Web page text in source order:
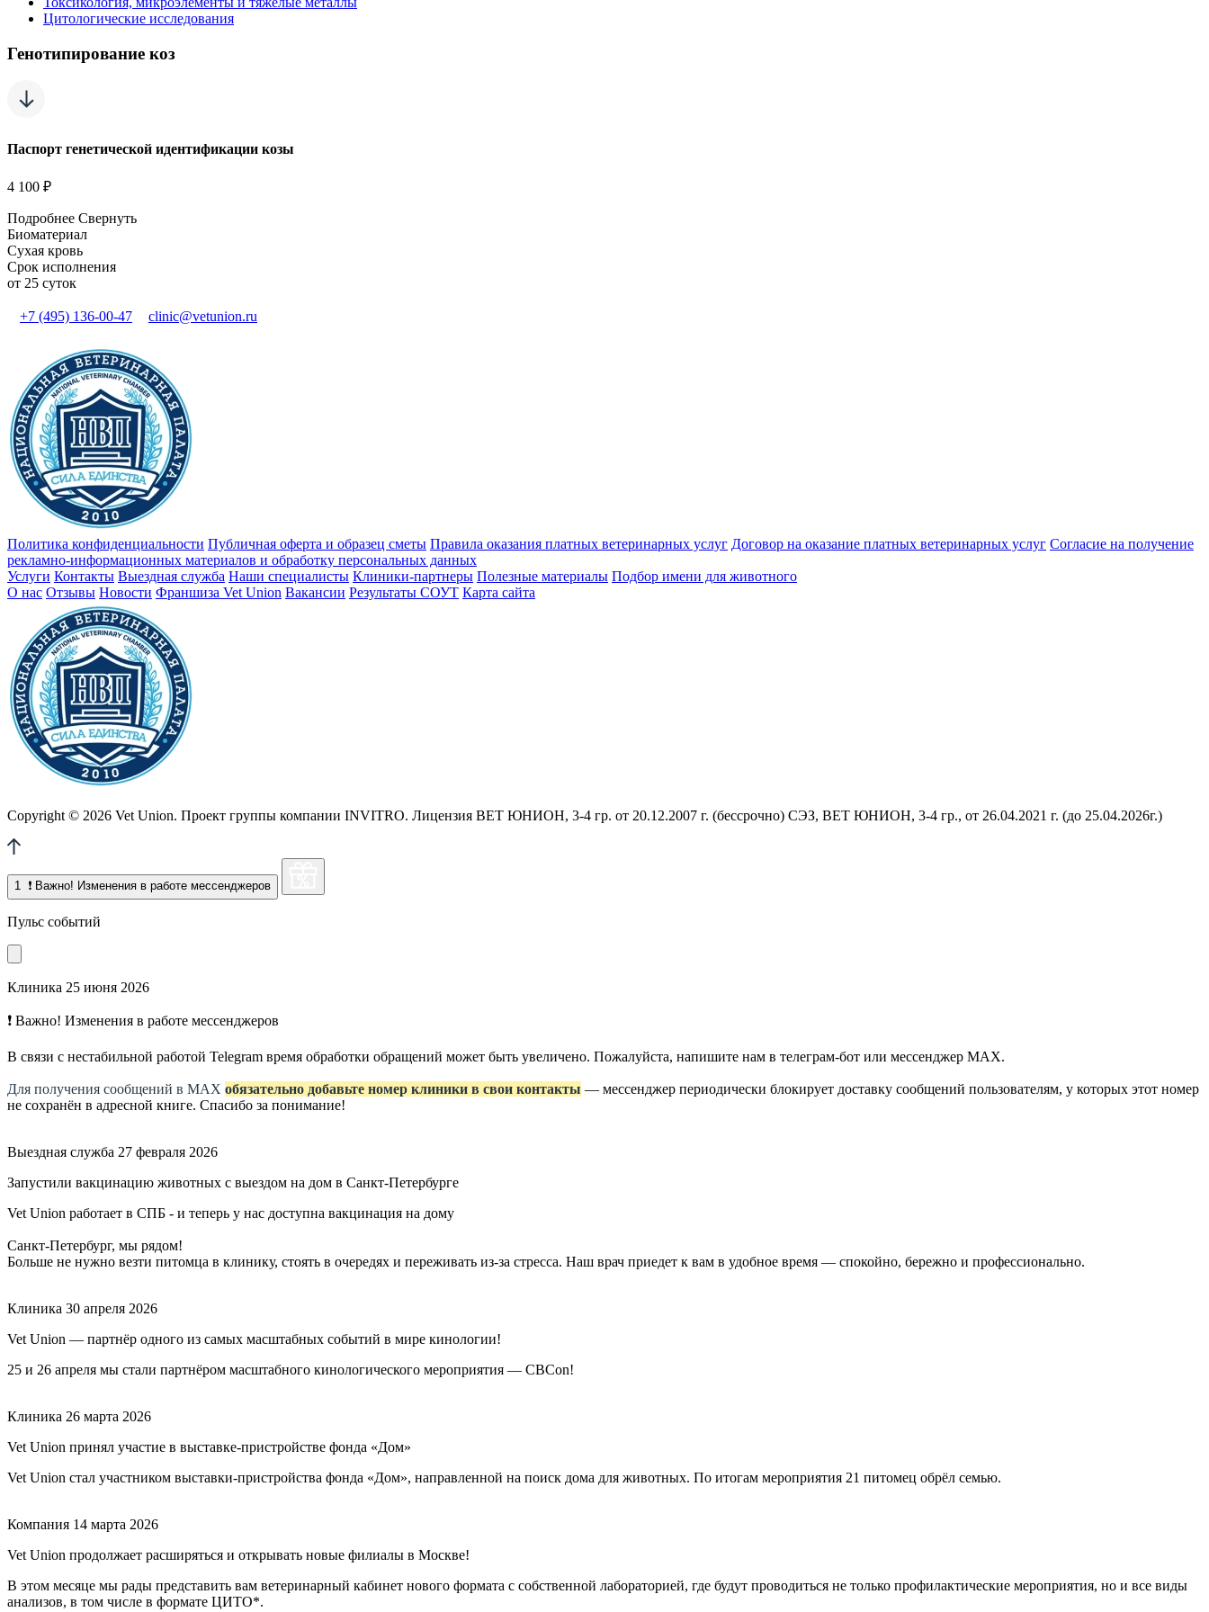
Цитологические исследования
Генотипирование коз
Паспорт генетической идентификации козы
4 100 ₽
Подробнее Свернуть
Биоматериал
Сухая кровь
Срок исполнения
от 25 суток
+7 (495) 136-00-47 clinic@vetunion.ru
Политика конфиденциальности Публичная оферта и образец сметы Правила оказания платных ветеринарных услуг Договор на оказание платных ветеринарных услуг Cогласие на получение
рекламно-информационных материалов и обработку персональных данных
Услуги Контакты Выездная служба Наши специалисты Клиники-партнеры Полезные материалы Подбор имени для животного
О нас Отзывы Новости Франшиза Vet Union Вакансии Результаты СОУТ Карта сайта
Copyright © 2026 Vet Union. Проект группы компании INVITRO. Лицензия ВЕТ ЮНИОН, 3-4 гр. от 20.12.2007 г. (бессрочно) СЭЗ, ВЕТ ЮНИОН, 3-4 гр., от 26.04.2021 г. (до 25.04.2026г.)
1 ❗ Важно! Изменения в работе мессенджеров
Пульс событий
Клиника 25 июня 2026
❗ Важно! Изменения в работе мессенджеров
В связи с нестабильной работой Telegram время обработки обращений может быть увеличено. Пожалуйста, напишите нам в телеграм-бот или мессенджер МАХ.
Для получения сообщений в МАХ обязательно добавьте номер клиники в свои контакты — мессенджер периодически блокирует доставку сообщений пользователям, у которых этот номер
не сохранён в адресной книге. Спасибо за понимание!
Выездная служба 27 февраля 2026
Запустили вакцинацию животных с выездом на дом в Санкт-Петербурге
Vet Union работает в СПБ - и теперь у нас доступна вакцинация на дому
Санкт-Петербург, мы рядом!
Больше не нужно везти питомца в клинику, стоять в очередях и переживать из-за стресса. Наш врач приедет к вам в удобное время — спокойно, бережно и профессионально.
Клиника 30 апреля 2026
Vet Union — партнёр одного из самых масштабных событий в мире кинологии!
25 и 26 апреля мы стали партнёром масштабного кинологического мероприятия — CBCon!
Клиника 26 марта 2026
Vet Union принял участие в выставке-пристройстве фонда «Дом»
Vet Union стал участником выставки-пристройства фонда «Дом», направленной на поиск дома для животных. По итогам мероприятия 21 питомец обрёл семью.
Компания 14 марта 2026
Vet Union продолжает расширяться и открывать новые филиалы в Москве!
В этом месяце мы рады представить вам ветеринарный кабинет нового формата с собственной лабораторией, где будут проводиться не только профилактические мероприятия, но и все виды
анализов, в том числе в формате ЦИТО*.